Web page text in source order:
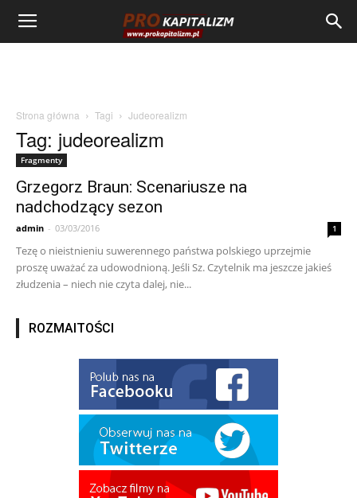
Strona główna Tagi Judeorealizm
Tag: judeorealizm
Fragmenty
Grzegorz Braun: Scenariusze na
nadchodzący sezon
admin - 03/03/2016 1
Tezę o nieistnieniu suwerennego państwa polskiego uprzejmie
proszę uważać za udowodnioną. Jeśli Sz. Czytelnik ma jeszcze jakieś
złudzenia – niech nie czyta dalej, nie...
ROZMAITOŚCI